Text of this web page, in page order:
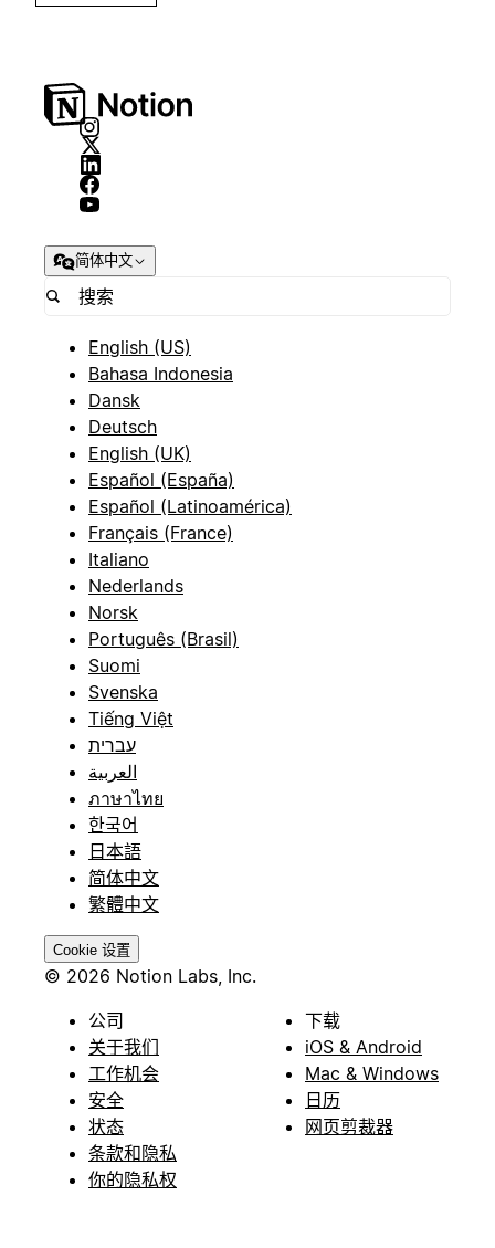
简体中文
English (US)
Bahasa Indonesia
Dansk
Deutsch
English (UK)
Español (España)
Español (Latinoamérica)
Français (France)
Italiano
Nederlands
Norsk
Português (Brasil)
Suomi
Svenska
Tiếng Việt
עברית
العربية
ภาษาไทย
한국어
日本語
简体中文
繁體中文
Cookie 设置
© 2026 Notion Labs, Inc.
公司
关于我们
工作机会
安全
状态
条款和隐私
你的隐私权
下载
iOS & Android
Mac & Windows
日历
网页剪裁器